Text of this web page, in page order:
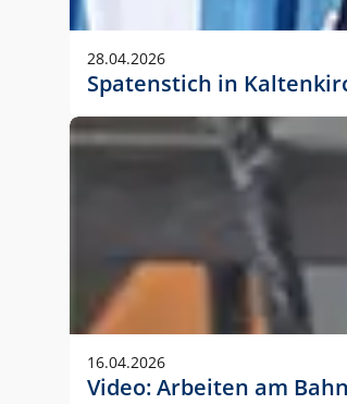
Anwendungsgröße im Layout:
Die Logohöhe beträgt 4 – 10 %
folgende fest definierte
28.04.2026
Spatenstich in
16.04.2026
Video: Arbeiten am